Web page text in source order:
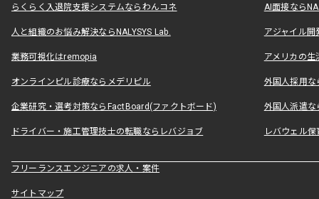
らくらく入退院支援システムならわんコネ AI面接なら
人と組織のお悩み解決ならNALYSYS Lab. アジャイル
業務可視化はremopia アメリカの
オンラインピル診療ならメデリピル 外国人採用
企業研究・選考対策ならFactBoard(ファクトボード) 外国人派遣な
ドライバー・施工管理技士の転職ならレバジョブ レバウェル
フリーランスエンジニアの求人・案件
サイトマップ